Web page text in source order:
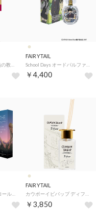
FAIRYTAIL
￥4,400
FAIRYTAIL
￥3,850